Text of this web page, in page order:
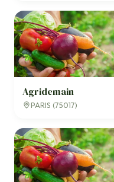
Agridemain
PARIS (75017)